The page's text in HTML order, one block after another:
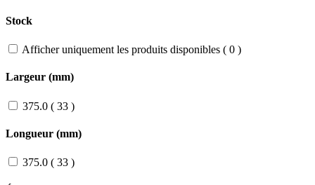
Stock
Afficher uniquement les produits disponibles ( 0 )
Largeur (mm)
375.0 ( 33 )
Longueur (mm)
375.0 ( 33 )